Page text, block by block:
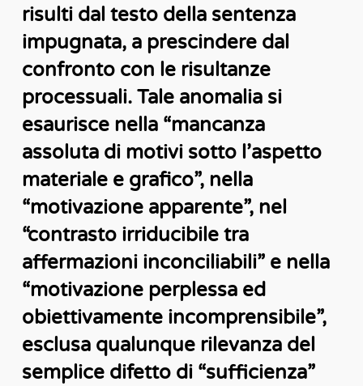
risulti dal testo della sentenza
impugnata, a prescindere dal
confronto con le risultanze
processuali. Tale anomalia si
esaurisce nella “mancanza
assoluta di motivi sotto l’aspetto
materiale e grafico”, nella
“motivazione apparente”, nel
“contrasto irriducibile tra
affermazioni inconciliabili” e nella
“motivazione perplessa ed
obiettivamente incomprensibile”,
esclusa qualunque rilevanza del
semplice difetto di “sufficienza”